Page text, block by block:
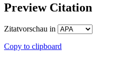
Preview Citation
Zitatvorschau in
Copy to clipboard